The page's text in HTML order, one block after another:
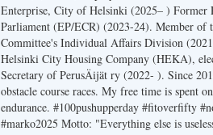
Enterprise, City of Helsinki (2025– ) Former
Parliament (EP/ECR) (2023-24). Member of
Committee's Individual Affairs Division
Helsinki City Housing Company (HEKA),
Secretary of PerusÄijät ry (2022- ). Since
obstacle course races. My free time is spent
endurance. #100pushupperday #fitoverfifty
#marko2025 Motto: "Everything else is